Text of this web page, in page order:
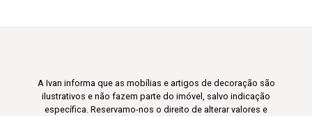
A Ivan informa que as mobílias e artigos de decoração são
ilustrativos e não fazem parte do imóvel, salvo indicação
específica. Reservamo-nos o direito de alterar valores e